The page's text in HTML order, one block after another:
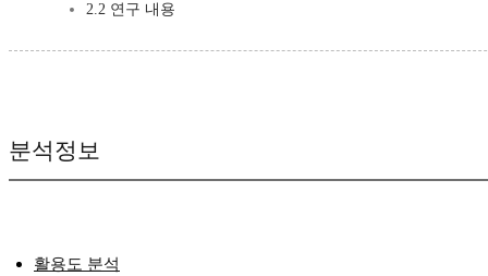
2.2 연구 내용
분석정보
활용도 분석